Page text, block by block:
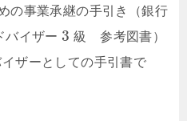
事業承継の手引き（銀行
バイザー 3 級 参考図書）
ザーとしての手引書で